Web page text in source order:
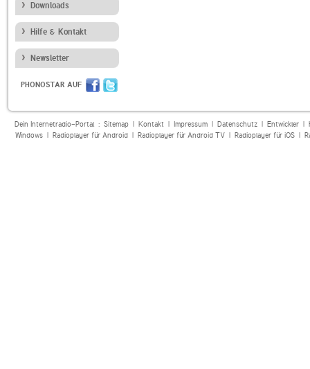
Downloads
Hilfe & Kontakt
Newsletter
PHONOSTAR AUF
Dein Internetradio-Portal : Sitemap| Kontakt| Impressum| Datenschutz| Entwickler|
Windows| Radioplayer für Android| Radioplayer für Android TV| Radioplayer für iOS|